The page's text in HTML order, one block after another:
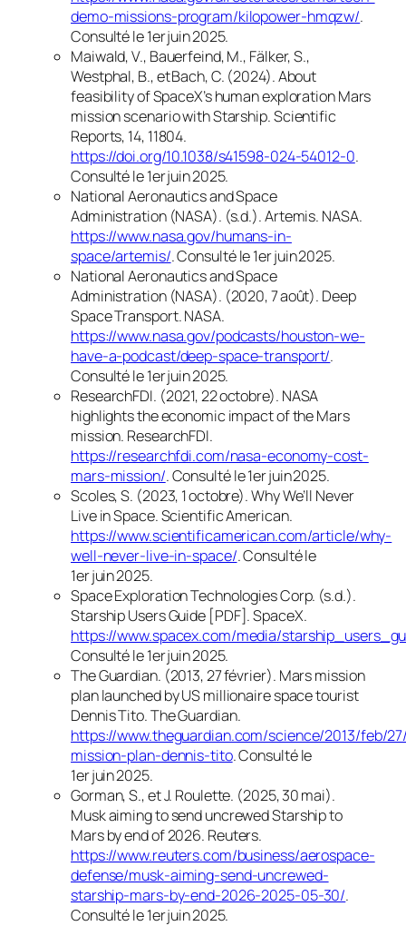
demo-missions-program/kilopower-hmqzw/.
Consulté le 1er juin 2025.
Maiwald, V., Bauerfeind, M., Fälker, S.,
Westphal, B., et Bach, C. (2024).About
feasibility of SpaceX’s human exploration Mars
mission scenario with Starship.Scientific
Reports, 14, 11804.
https://doi.org/10.1038/s41598-024-54012-0.
Consulté le 1er juin 2025.
National Aeronautics and Space
Administration (NASA). (s.d.).Artemis. NASA.
https://www.nasa.gov/humans-in-
space/artemis/. Consulté le 1er juin 2025.
National Aeronautics and Space
Administration (NASA). (2020, 7 août). Deep
Space Transport.NASA.
https://www.nasa.gov/podcasts/houston-we-
have-a-podcast/deep-space-transport/.
Consulté le 1er juin 2025.
ResearchFDI. (2021, 22 octobre). NASA
highlights the economic impact of the Mars
mission. ResearchFDI.
https://researchfdi.com/nasa-economy-cost-
mars-mission/. Consulté le 1er juin 2025.
Scoles, S. (2023, 1 octobre).Why We’ll Never
Live in Space.Scientific American.
https://www.scientificamerican.com/article/why-
well-never-live-in-space/. Consulté le
1er juin 2025.
Space Exploration Technologies Corp. (s.d.).
Starship Users Guide [PDF].SpaceX.
https://www.spacex.com/media/
Consulté le 1er juin 2025.
The Guardian. (2013, 27 février). Mars mission
plan launched by US millionaire space tourist
Dennis Tito.The Guardian.
https://www.theguardian.com/science/2013/feb/
mission-plan-dennis-tito. Consulté le
1er juin 2025.
Gorman, S., et J. Roulette. (2025, 30 mai).
Musk aiming to send uncrewed Starship to
Mars by end of 2026. Reuters.
https://www.reuters.com/business/aerospace-
defense/musk-aiming-send-uncrewed-
starship-mars-by-end-2026-2025-05-30/.
Consulté le 1er juin 2025.